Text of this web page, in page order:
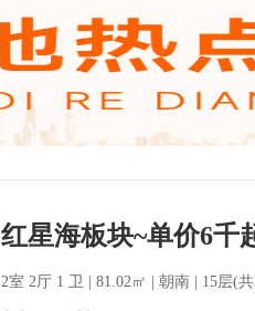
2室 2厅 1 卫 | 81.02㎡ | 朝南 | 15层(